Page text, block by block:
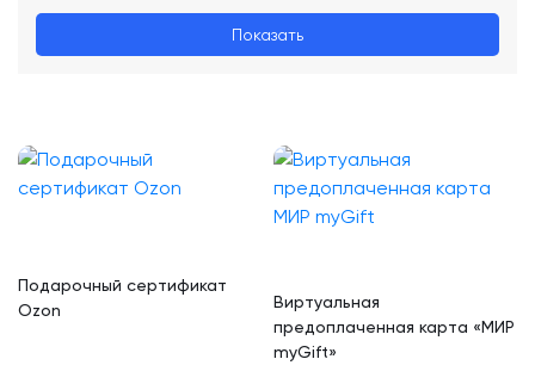
Показать
Подарочный сертификат
Ozon
Виртуальная
предоплаченная карта «МИР
myGift»